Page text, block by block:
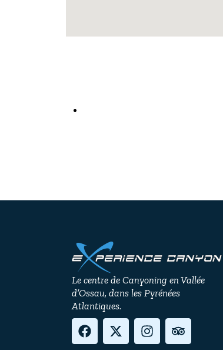
Le centre de Canyoning en Vallée
d’Ossau, dans les Pyrénées
Atlantiques.